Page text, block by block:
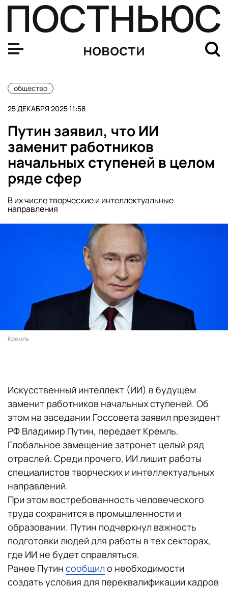
новости
общество
25 ДЕКАБРЯ 2025 11:58
Путин заявил, что ИИ
заменит работников
начальных ступеней в целом
ряде сфер
В их числе творческие и интеллектуальные
направления
Кремль
Искусственный интеллект (ИИ) в будущем
заменит работников начальных ступеней. Об
этом на заседании Госсовета заявил президент
РФ Владимир Путин, передает Кремль.
Глобальное замещение затронет целый ряд
отраслей. Среди прочего, ИИ лишит работы
специалистов творческих и интеллектуальных
направлений.
При этом востребованность человеческого
труда сохранится в промышленности и
образовании. Путин подчеркнул важность
подготовки людей для работы в тех секторах,
где ИИ не будет справляться.
Ранее Путин сообщило необходимости
создать условия для переквалификации кадров
Долина хочет взыскать с Лурье 1 млн рублей платы